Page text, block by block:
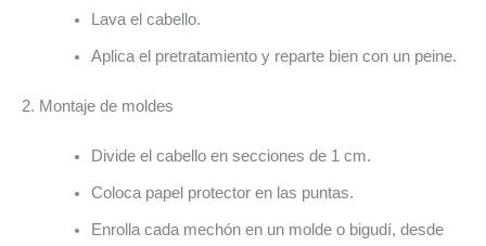
Lava el cabello.
Aplica el pretratamiento y reparte bien con un peine.
2. Montaje de moldes
Divide el cabello en secciones de 1 cm.
Coloca papel protector en las puntas.
Enrolla cada mechón en un molde o bigudí, desde